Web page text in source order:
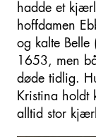
hadde et
hoffdamen
og kalte Belle
1653, men
døde tidlig.
Kristina holdt
alltid stor